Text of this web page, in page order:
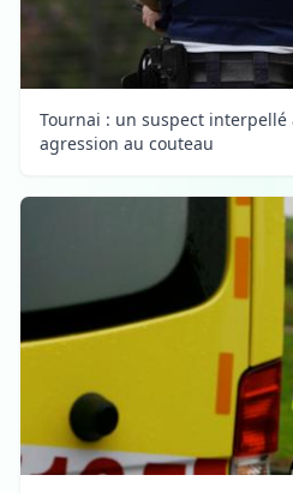
Tournai : un suspect
agression au couteau